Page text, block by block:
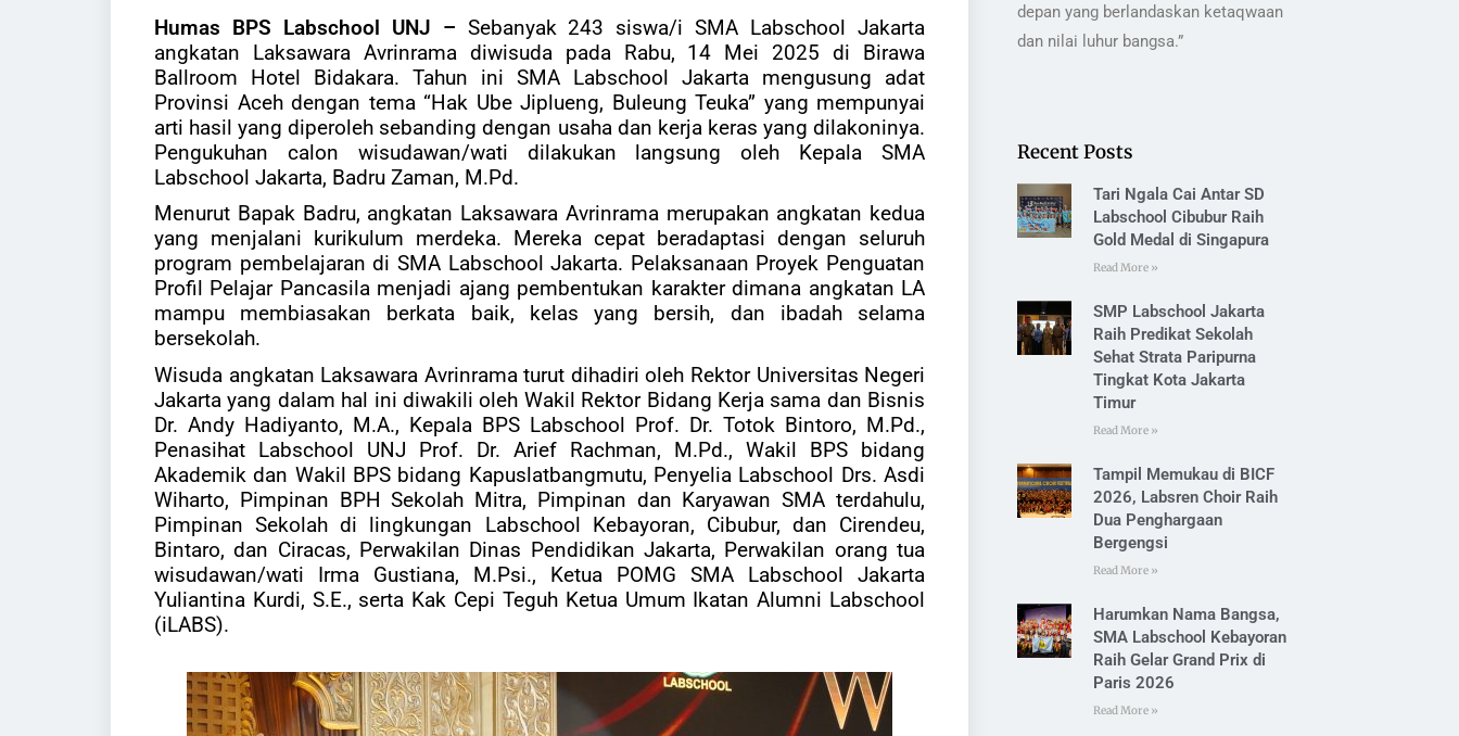
Humas BPS Labschool UNJ – Sebanyak 243 siswa/i SMA Labschool Jakarta
angkatan Laksawara Avrinrama diwisuda pada Rabu, 14 Mei 2025 di Birawa
Ballroom Hotel Bidakara. Tahun ini SMA Labschool Jakarta mengusung adat
Provinsi Aceh dengan tema “Hak Ube Jiplueng, Buleung Teuka” yang mempunyai
arti hasil yang diperoleh sebanding dengan usaha dan kerja keras yang dilakoninya.
Pengukuhan calon wisudawan/wati dilakukan langsung oleh Kepala SMA
Labschool Jakarta, Badru Zaman, M.Pd.
Menurut Bapak Badru, angkatan Laksawara Avrinrama merupakan angkatan kedua
yang menjalani kurikulum merdeka. Mereka cepat beradaptasi dengan seluruh
program pembelajaran di SMA Labschool Jakarta. Pelaksanaan Proyek Penguatan
Profil Pelajar Pancasila menjadi ajang pembentukan karakter dimana angkatan LA
mampu membiasakan berkata baik, kelas yang bersih, dan ibadah selama
bersekolah.
Wisuda angkatan Laksawara Avrinrama turut dihadiri oleh Rektor Universitas Negeri
Jakarta yang dalam hal ini diwakili oleh Wakil Rektor Bidang Kerja sama dan Bisnis
Dr. Andy Hadiyanto, M.A., Kepala BPS Labschool Prof. Dr. Totok Bintoro, M.Pd.,
Penasihat Labschool UNJ Prof. Dr. Arief Rachman, M.Pd., Wakil BPS bidang
Akademik dan Wakil BPS bidang Kapuslatbangmutu, Penyelia Labschool Drs. Asdi
Wiharto, Pimpinan BPH Sekolah Mitra, Pimpinan dan Karyawan SMA terdahulu,
Pimpinan Sekolah di lingkungan Labschool Kebayoran, Cibubur, dan Cirendeu,
Bintaro, dan Ciracas, Perwakilan Dinas Pendidikan Jakarta, Perwakilan orang tua
wisudawan/wati Irma Gustiana, M.Psi., Ketua POMG SMA Labschool Jakarta
Yuliantina Kurdi, S.E., serta Kak Cepi Teguh Ketua Umum Ikatan Alumni Labschool
(iLABS).
depan yang berlandaskan ketaqwaan
dan nilai luhur bangsa.”
Recent Posts
Tari Ngala Cai Antar SD
Labschool Cibubur Raih
Gold Medal di Singapura
Read More »
SMP Labschool Jakarta
Raih Predikat Sekolah
Sehat Strata Paripurna
Tingkat Kota Jakarta
Timur
Read More »
Tampil Memukau di BICF
2026, Labsren Choir Raih
Dua Penghargaan
Bergengsi
Read More »
Harumkan Nama Bangsa,
SMA Labschool Kebayoran
Raih Gelar Grand Prix di
Paris 2026
Read More »